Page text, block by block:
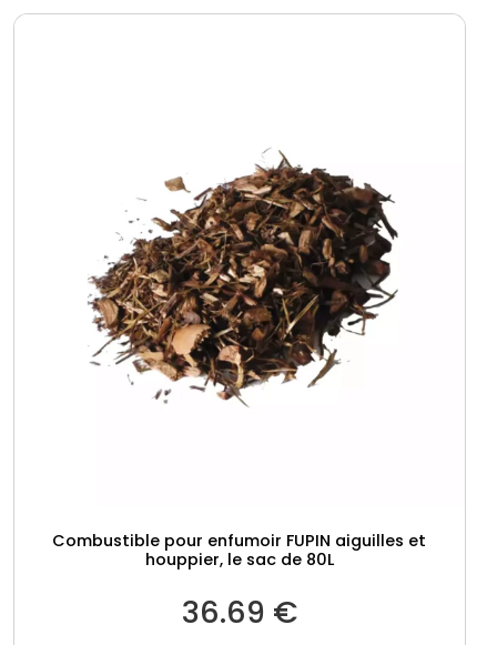
Combustible pour enfumoir FUPIN aiguilles et
houppier, le sac de 80L
36.69 €